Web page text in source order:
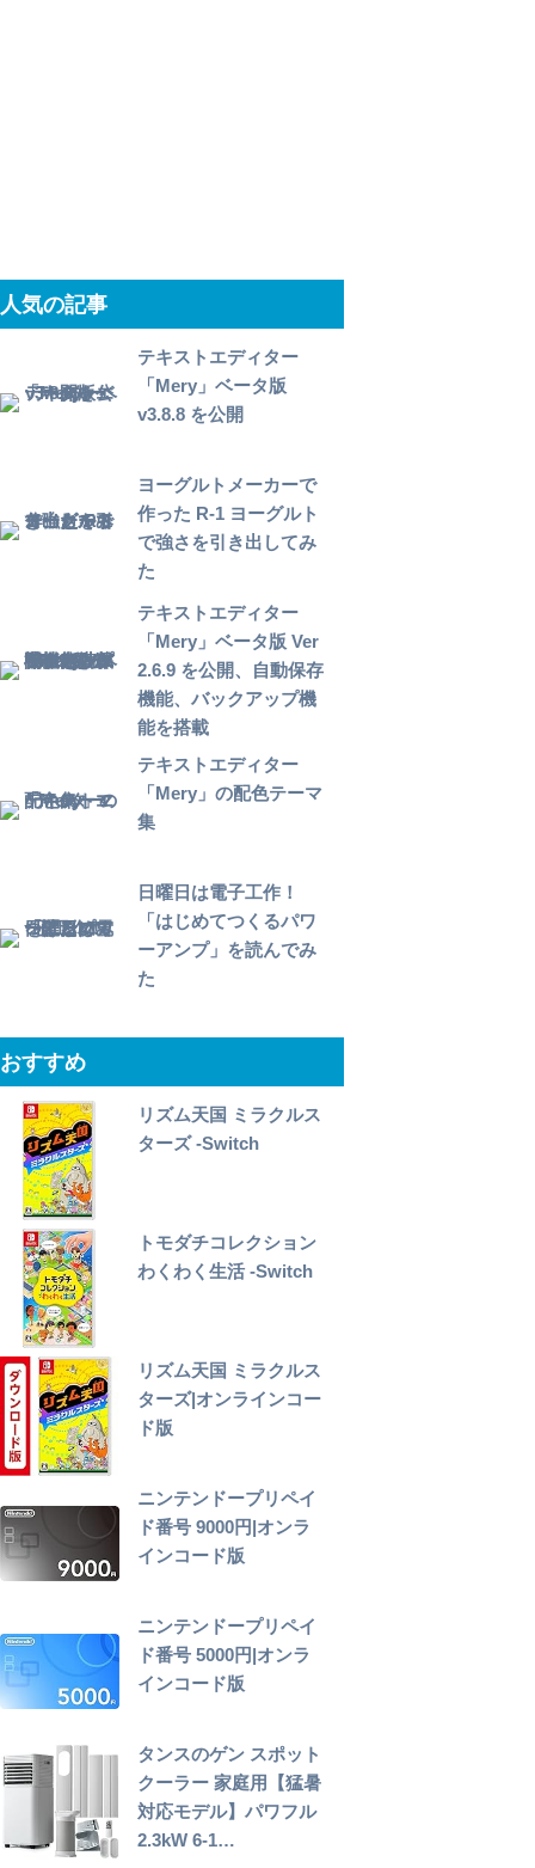
人気の記事
テキストエディター
「Mery」ベータ版
v3.8.8 を公開
ヨーグルトメーカーで
作った R-1 ヨーグルト
で強さを引き出してみ
た
テキストエディター
「Mery」ベータ版 Ver
2.6.9 を公開、自動保存
機能、バックアップ機
能を搭載
テキストエディター
「Mery」の配色テーマ
集
日曜日は電子工作！
「はじめてつくるパワ
ーアンプ」を読んでみ
た
おすすめ
リズム天国 ミラクルス
ターズ -Switch
トモダチコレクション
わくわく生活 -Switch
リズム天国 ミラクルス
ターズ|オンラインコー
ド版
ニンテンドープリペイ
ド番号 9000円|オンラ
インコード版
ニンテンドープリペイ
ド番号 5000円|オンラ
インコード版
タンスのゲン スポット
クーラー 家庭用【猛暑
対応モデル】パワフル
2.3kW 6-1…